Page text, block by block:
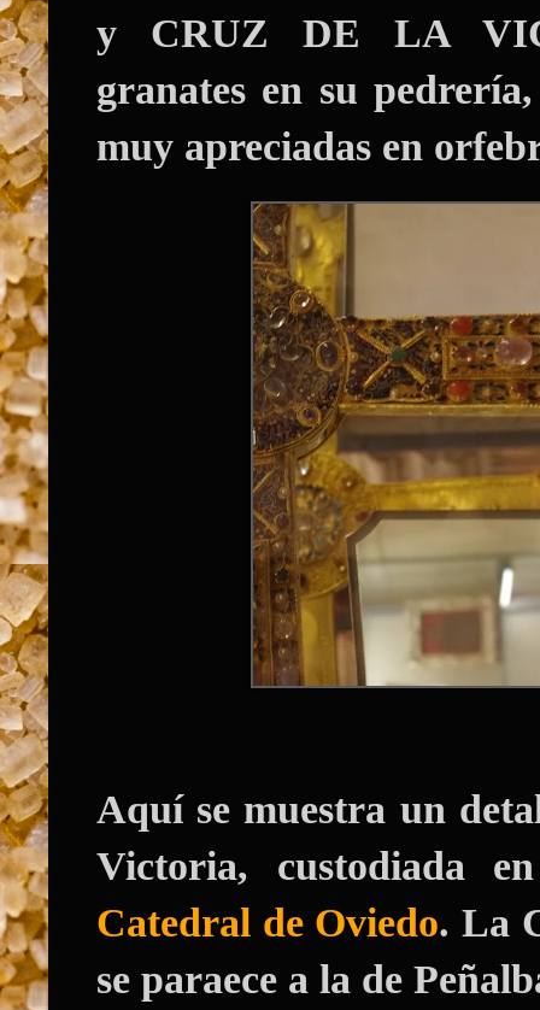
y CRUZ DE LA
granates en su
muy apreciadas en
Aquí se muestra un
Victoria, custodiada
Catedral de Oviedo.La
se paraece a la de